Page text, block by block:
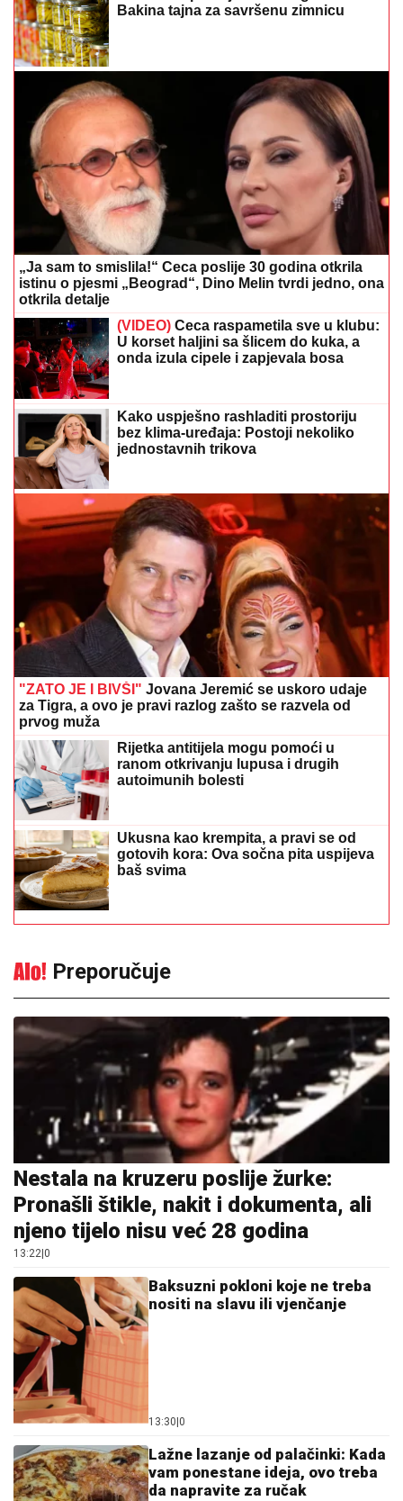
Bakina tajna za savršenu zimnicu
„Ja sam to smislila!“ Ceca poslije 30 godina otkrila
istinu o pjesmi „Beograd“, Dino Melin tvrdi jedno, ona
otkrila detalje
(VIDEO) Ceca raspametila sve u klubu:
U korset haljini sa šlicem do kuka, a
onda izula cipele i zapjevala bosa
Kako uspješno rashladiti prostoriju
bez klima-uređaja: Postoji nekoliko
jednostavnih trikova
"ZATO JE I BIVŠI" Jovana Jeremić se uskoro udaje
za Tigra, a ovo je pravi razlog zašto se razvela od
prvog muža
Rijetka antitijela mogu pomoći u
ranom otkrivanju lupusa i drugih
autoimunih bolesti
Ukusna kao krempita, a pravi se od
gotovih kora: Ova sočna pita uspijeva
baš svima
Preporučuje
Nestala na kruzeru poslije žurke:
Pronašli štikle, nakit i dokumenta, ali
njeno tijelo nisu već 28 godina
13:22 0
Baksuzni pokloni koje ne treba
nositi na slavu ili vjenčanje
13:30 0
Lažne lazanje od palačinki: Kada
vam ponestane ideja, ovo treba
da napravite za ručak